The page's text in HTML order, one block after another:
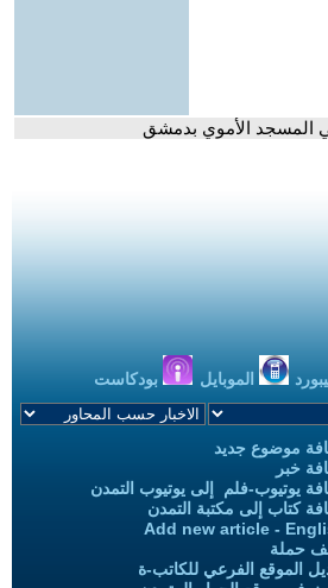
المسجد الأموي بدمشق
الموبايل بودكاست
موضوع جديد
خبر
يوتيوب-فلم إلى يوتيوب التمدن
كتاب إلى مكتبة التمدن
Add new article -
حملة
الموقع الفرعي للكاتب-ة